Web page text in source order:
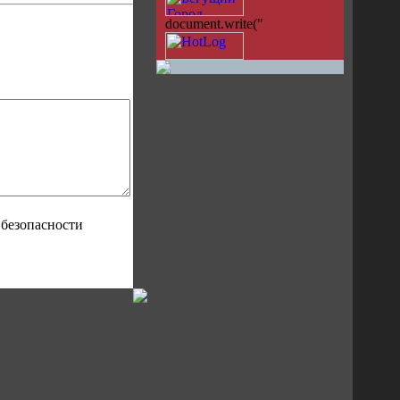
document.write("